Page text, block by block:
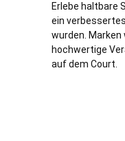
Erlebe haltbare
ein
wurden.
hochwertige
auf dem Court.